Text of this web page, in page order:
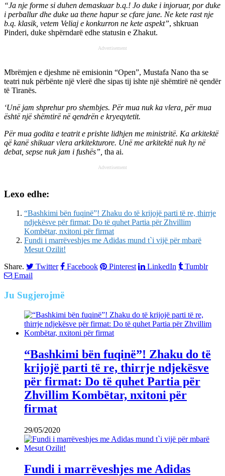
“Ja nje forme si duhen demaskuar b.q.! Jo duke i injoruar, por duke
i perballur dhe duke ua thene hapur se cfare jane. Ne kete rast nje
b.q. klasik, vetem Veliaj e konkurron ne kete aspekt”, shkruan
Pinderi, duke shpërndarë edhe statusin e Zhakut.
Advertisement
Mbrëmjen e djeshme në emisionin “Open”, Mustafa Nano tha se
teatri nuk përbënte një vlerë dhe sipas tij ishte një shëmtirë në qendër
të Tiranës.
‘Unë jam shprehur pro shembjes. Për mua nuk ka vlera, për mua
është një shëmtirë në qendrën e kryeqytetit.
Për mua godita e teatrit e prishte lidhjen me ministritë. Ka arkitektë
që kanë shikuar vlera arkitekturore. Unë me arkitektë nuk hy në
debat, sepse nuk jam i fushës”, tha ai.
Advertisement
Lexo edhe:
“Bashkimi bën fuqinë”! Zhaku do të krijojë parti të re, thirrje
ndjekësve për firmat: Do të quhet Partia për Zhvillim
Kombëtar, nxitoni për firmat
Fundi i marrëveshjes me Adidas mund t`i vijë për mbarë
Mesut Ozilit!
Share.
Twitter Facebook Pinterest LinkedIn
Tumblr
Email
Ju Sugjerojmë
“Bashkimi bën fuqinë”! Zhaku do të
krijojë parti të re, thirrje ndjekësve
për firmat: Do të quhet Partia për
Zhvillim Kombëtar, nxitoni për
firmat
29/05/2020
Fundi i marrëveshjes me Adidas